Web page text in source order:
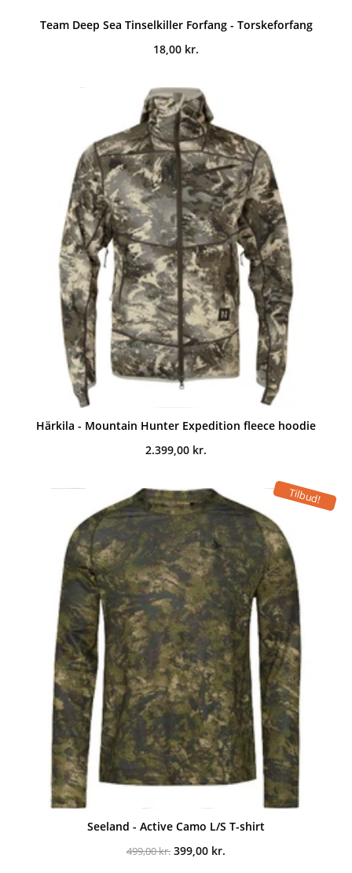
Team Deep Sea Tinselkiller Forfang - Torskeforfang
18,00 kr.
Härkila - Mountain Hunter Expedition fleece hoodie
2.399,00 kr.
Tilbud!
Seeland - Active Camo L/S T-shirt
499,00kr. Den
399,00 kr.